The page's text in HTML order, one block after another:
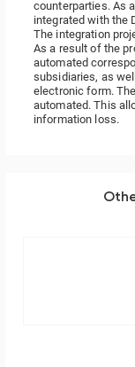
counterparties. As
integrated with the
The integration
As a result of the
automated
subsidiaries, as
electronic form.
automated. This
information loss.